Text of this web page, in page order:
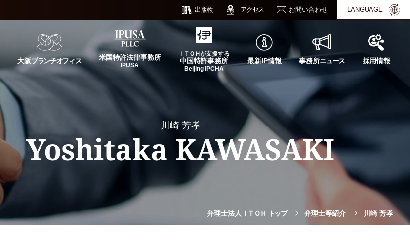
大阪ブランチオフィス 米国特許法律事務所
IPUSA
ＩＴＯＨが支援する
中国特許事務所
Beijing IPCHA
最新IP情報 事務所ニュース 採用情報
出版物 アクセス お問い合わせ LANGUAGE
川崎 芳孝
Yoshitaka KAWASAKI
弁理士法人 ＩＴＯＨ トップ 弁理士等紹介 川崎 芳孝